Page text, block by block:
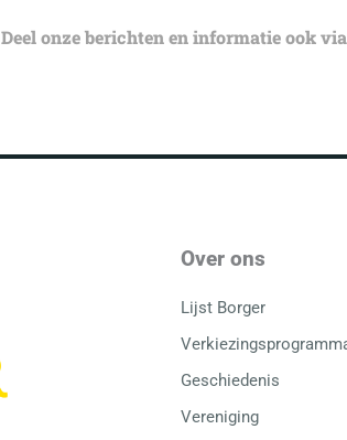
Deel onze berichten en informatie ook
Over ons
Lijst Borger
Geschiedenis
Vereniging